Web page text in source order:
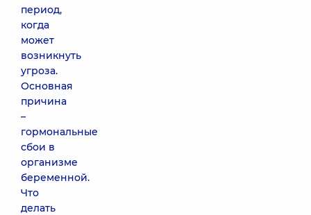
период,
когда
может
возникнуть
угроза.
Основная
причина
–
гормональные
сбои в
организме
беременной.
Что
делать